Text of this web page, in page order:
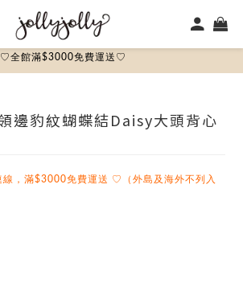
♡全館滿$3000免費運送♡
邊豹紋蝴蝶結daisy大頭背心
，滿$3000免費運送 ♡（外島及海外不列入